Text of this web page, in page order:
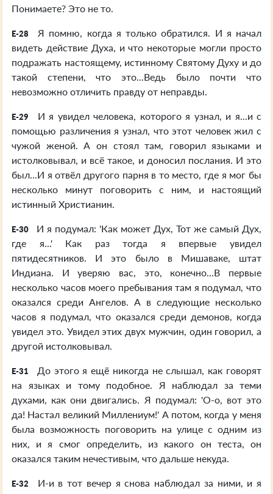
Понимаете? Это не то.
E-28
Я помню, когда я только обратился. И я начал
видеть действие Духа, и что некоторые могли просто
подражать настоящему, истинному Святому Духу и до
такой степени, что это...Ведь было почти что
невозможно отличить правду от неправды.
E-29
И я увидел человека, которого я узнал, и я...и с
помощью различения я узнал, что этот человек жил с
чужой женой. А он стоял там, говорил языками и
истолковывал, и всё такое, и доносил послания. И это
был...И я отвёл другого парня в то место, где я мог бы
несколько минут поговорить с ним, и настоящий
истинный Христианин.
E-30
И я подумал: 'Как может Дух, Тот же самый Дух,
где я...' Как раз тогда я впервые увидел
пятидесятников. И это было в Мишаваке, штат
Индиана. И уверяю вас, это, конечно...В первые
несколько часов моего пребывания там я подумал, что
оказался среди Ангелов. А в следующие несколько
часов я подумал, что оказался среди демонов, когда
увидел это. Увидел этих двух мужчин, один говорил, а
другой истолковывал.
E-31
До этого я ещё никогда не слышал, как говорят
на языках и тому подобное. Я наблюдал за теми
духами, как они двигались. Я подумал: 'О-о, вот это
да! Настал великий Миллениум!' А потом, когда у меня
была возможность поговорить на улице с одним из
них, и я смог определить, из какого он теста, он
оказался таким нечестивым, что дальше некуда.
E-32
И-и в тот вечер я снова наблюдал за ними, и я